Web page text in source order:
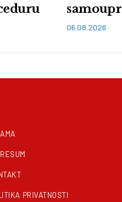
11. avgusta
06.08.2026
PRIVATNOSTI